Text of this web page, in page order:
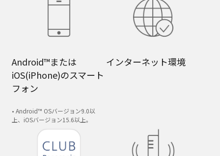
Android™または
iOS(iPhone)のスマート
フォン
• Android™ OSバージョン9.0以
上、iOSバージョン15.6以上。
インターネット環境